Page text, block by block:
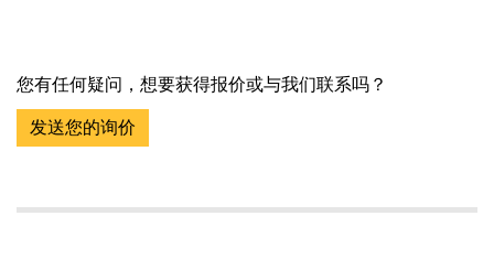
您有任何疑问，想要获得报价或与我们联系吗？
发送您的询价